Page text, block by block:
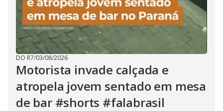
DO R7/03/08/2026
Motorista invade calçada e
atropela jovem sentado em mesa
de bar #shorts #falabrasil